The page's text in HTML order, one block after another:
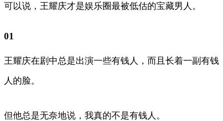
可以说，王耀庆才是娱乐圈最被低估的宝藏男人。
01
王耀庆在剧中总是出演一些有钱人，而且长着一副有钱
人的脸。
但他总是无奈地说，我真的不是有钱人。